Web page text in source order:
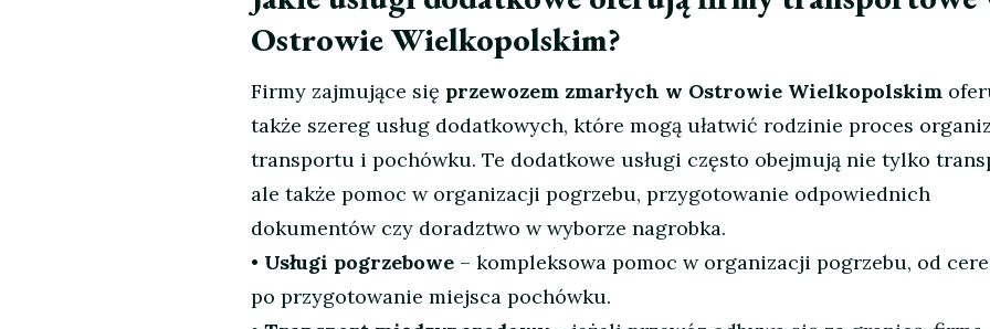
Ostrowie Wielkopolskim?
Firmy zajmujące się przewozem zmarłych w Ostrowie Wielkopolskim
także szereg usług dodatkowych, które mogą ułatwić rodzinie proces
transportu i pochówku. Te dodatkowe usługi często obejmują nie tylko
ale także pomoc w organizacji pogrzebu, przygotowanie odpowiednich
dokumentów czy doradztwo w wyborze nagrobka.
• Usługi pogrzebowe – kompleksowa pomoc w organizacji pogrzebu, od
po przygotowanie miejsca pochówku.